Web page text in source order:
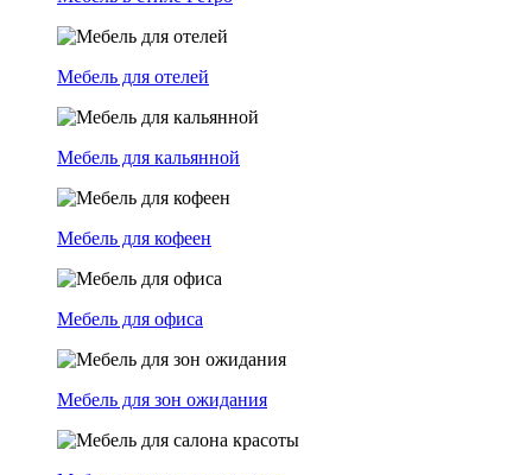
Мебель для отелей
Мебель для кальянной
Мебель для кофеен
Мебель для офиса
Мебель для зон ожидания